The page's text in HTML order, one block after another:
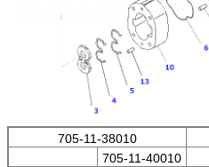
705-11-38010
705-11-40010